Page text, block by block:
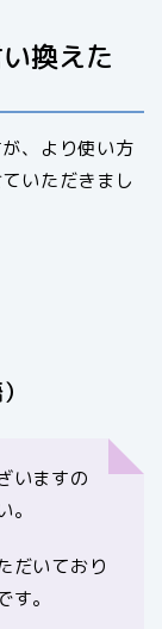
換えた
、より使い方
いただきまし
いますの
だいており
。